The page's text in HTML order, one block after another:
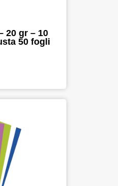
20 gr – 10
50 fogli